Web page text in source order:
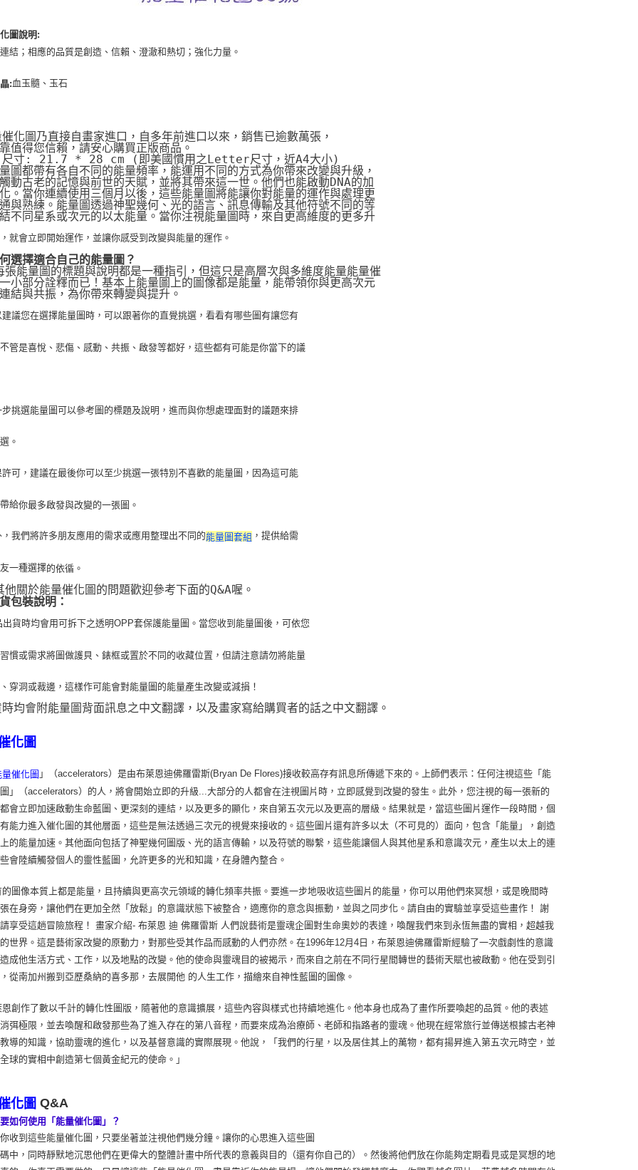
圖說明:
結；相應的品質是創造、信賴、澄澈和熱切；強化力量。
:血玉髓、玉石
化圖乃直接自畫家進口，自多年前進口以來，銷售已逾數萬張，
值得您信賴，請安心購買正版商品。
尺寸: 21.7 * 28 cm (即美國慣用之Letter尺寸，近A4大小)
圖都帶有各自不同的能量頻率，能運用不同的方式為你帶來改變與升級，
動古老的記憶與前世的天賦，並將其帶來這一世。他們也能啟動DNA的加
。當你連續使用三個月以後，這些能量圖將能讓你對能量的運作與處理更
與熟練。能量圖透過神聖幾何、光的語言、訊息傳輸及其他符號不同的等
不同星系或次元的以太能量。當你注視能量圖時，來自更高維度的更多升
就會立即開始運作，並讓你感受到改變與能量的運作。
選擇適合自己的能量圖？
能量圖的標題與說明都是一種指引，但這只是高層次與多維度能量能量催
小部分詮釋而已！基本上能量圖上的圖像都是能量，能帶領你與更高次元
結與共振，為你帶來轉變與提升。
建議您在選擇能量圖時，可以跟著你的直覺挑選，看看有哪些圖有讓您有
管是喜悅、悲傷、感動、共振、啟發等都好，這些都有可能是你當下的議
步挑選能量圖可以參考圖的標題及說明，進而與你想處理面對的議題來排
。
許可，建議在最後你可以至少挑選一張特別不喜歡的能量圖，因為這可能
給你最多啟發與改變的一張圖。
，我們將許多朋友應用的需求或應用整理出不同的
能量圖套組 ，提供給需
一種選擇的依循。
關於能量催化圖的問題歡迎參考下面的Q&A喔。
包裝說明：
貨時均會用可拆下之透明OPP套保護能量圖。當您收到能量圖後，可依您
慣或需求將圖做護貝、錶框或置於不同的收藏位置，但請注意請勿將能量
穿洞或裁邊，這樣作可能會對能量圖的能量產生改變或減損！
均會附能量圖背面訊息之中文翻譯，以及畫家寫給購買者的話之中文翻譯。
化圖
量催化圖 」（accelerators）是由布萊恩迪佛羅雷斯(Bryan De Flores)接收較高存有訊息所傳遞下來的。上師們表示：任何注視這些「能
」（accelerators）的人，將會開始立即的升級...大部分的人都會在注視圖片時，立即感覺到改變的發生。此外，您注視的每一張新的
會立即加速啟動生命藍圖、更深刻的連結，以及更多的顯化，來自第五次元以及更高的層級。結果就是，當這些圖片運作一段時間，個
能力進入催化圖的其他層面，這些是無法透過三次元的視覺來接收的。這些圖片還有許多以太（不可見的）面向，包含「能量」，創造
的能量加速。其他面向包括了神聖幾何圖版、光的語言傳輸，以及符號的聯繫，這些能讓個人與其他星系和意識次元，產生以太上的連
會陸續觸發個人的靈性藍圖，允許更多的光和知識，在身體內整合。
像本質上都是能量，且持續與更高次元領域的轉化頻率共振。要進一步地吸收這些圖片的能量，你可以用他們來冥想，或是晚間時
在身旁，讓他們在更加全然「放鬆」的意識狀態下被整合，適應你的意念與振動，並與之同步化。請自由的實驗並享受這些畫作！ 謝
享受這趟冒險旅程！ 畫家介紹- 布萊恩 迪 佛羅雷斯 人們說藝術是靈魂企圖對生命奧妙的表達，喚醒我們來到永恆無盡的實相，超越我
世界。這是藝術家改變的原動力，對那些受其作品而感動的人們亦然。在1996年12月4日，布萊恩迪佛羅雷斯經驗了一次戲劇性的意識
成他生活方式、工作，以及地點的改變。他的使命與靈魂目的被揭示，而來自之前在不同行星間轉世的藝術天賦也被啟動。他在受到引
從南加州搬到亞歷桑納的喜多那，去展開他 的人生工作，描繪來自神性藍圖的圖像。
作了數以千計的轉化性圖版，隨著他的意識擴展，這些內容與樣式也持續地進化。他本身也成為了畫作所要喚起的品質。他的表述
弭極限，並去喚醒和啟發那些為了進入存在的第八音程，而要來成為治療師、老師和指路者的靈魂。他現在經常旅行並傳送根據古老神
導的知識，協助靈魂的進化，以及基督意識的實際展現。他說，「我們的行星，以及居住其上的萬物，都有揚昇進入第五次元時空，並
球的實相中創造第七個黃金紀元的使命。」
化圖 Q&A
如何使用「能量催化圖」？
收到這些能量催化圖，只要坐著並注視他們幾分鐘。讓你的心思進入這些圖
中，同時靜默地沉思他們在更偉大的整體計畫中所代表的意義與目的（還有你自己的）。然後將他們放在你能夠定期看見或是冥想的地